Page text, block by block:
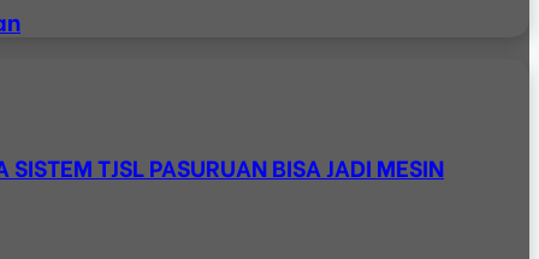
TJSL PASURUAN BISA JADI MESIN